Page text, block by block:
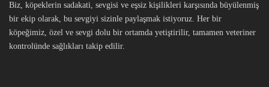
Biz, köpeklerin sadakati, sevgisi ve eşsiz kişilikleri karşısında büyülenmiş
bir ekip olarak, bu sevgiyi sizinle paylaşmak istiyoruz. Her bir
köpeğimiz, özel ve sevgi dolu bir ortamda yetiştirilir, tamamen veteriner
kontrolünde sağlıkları takip edilir.